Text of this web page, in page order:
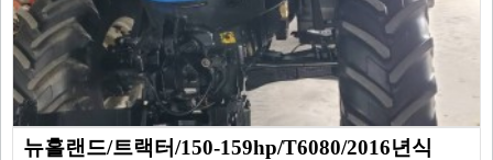
뉴홀랜드/트랙터/150-159hp/T6080/2016년식